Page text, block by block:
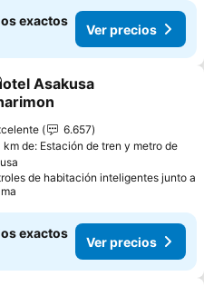
exactos
Ver precios
a favoritos
Asakusa
6.657
km de: Estación de tren y metro de
de habitación inteligentes junto a
exactos
Ver precios